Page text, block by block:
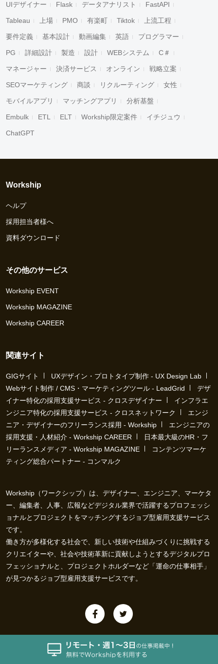
UIデザイナー Flask データアナリスト FastAPI
Tableau 上場 PMO 有楽町 Tiktok 上流工程
要件定義 基本設計 動画編集 英語 プログラマー
PG 詳細設計 製造 設計 WEBシステム C＃
マネージャー 決済サービス オンライン 戦略立案
SEOマーケティング 商談 リクルーティング 女性
モバイルアプリ マッチングアプリ 分析基盤
Embulk ETL ELT Workship限定案件 イチジュウ
ChatGPT
Workship
ヘルプ
採用担当者様へ
資料ダウンロード
その他のサービス
Workship EVENT
Workship MAGAZINE
Workship CAREER
関連サイト
GIGサイト
UXデザイン・プロトタイプ制作 - UX Design Lab
Webサイト制作 / CMS・マーケティングツール - LeadGrid
デザ
イナー特化の採用支援サービス - クロスデザイナー
インフラエ
ンジニア特化の採用支援サービス - クロスネットワーク
エンジ
ニア・デザイナーのフリーランス採用 - Workship
エンジニアの
採用支援・人材紹介 - Workship CAREER
日本最大級のHR・フ
リーランスメディア - Workship MAGAZINE
コンテンツマーケ
ティング総合パートナー - コンマルク
Workship（ワークシップ）は、デザイナー、エンジニア、マーケタ
ー、編集者、人事、広報などデジタル業界で活躍するプロフェッシ
ョナルとプロジェクトをマッチングするジョブ型雇用支援サービス
です。
働き方が多様化する社会で、新しい技術や仕組みづくりに挑戦する
クリエイターや、社会や技術革新に貢献しようとするデジタルプロ
フェッショナルと、プロジェクトホルダーなど「運命の仕事相手」
が見つかるジョブ型雇用支援サービスです。